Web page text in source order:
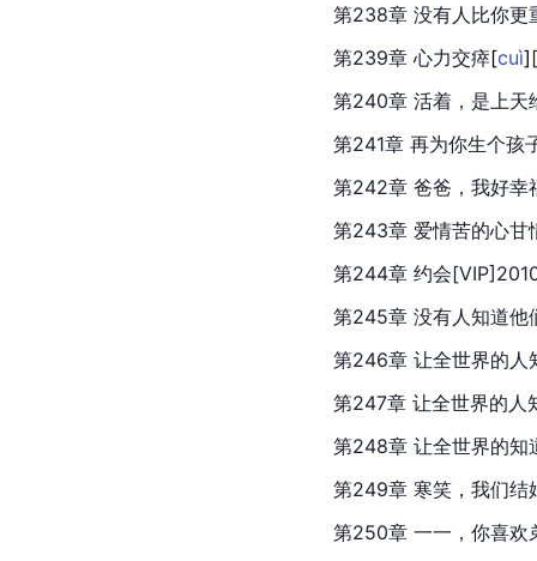
第238章 没有人比你
第239章 心力交瘁[cuì]
第240章 活着，是上天
第241章 再为你生个孩
第242章 爸爸，我好
第243章 爱情苦的心
第244章 约会
第245章 没有人知道
第246章 让全世界的
第247章 让全世界的人
第248章 让全世界的知
第249章 寒笑，我们
第250章 一一，你喜